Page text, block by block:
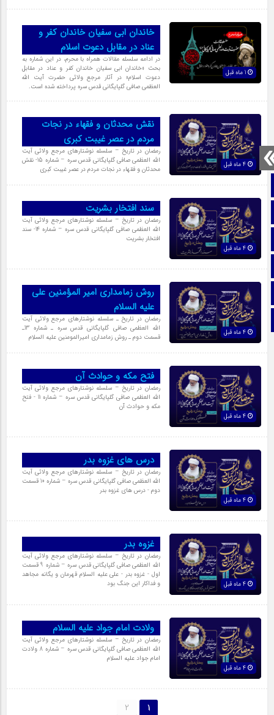
تماس با ما
اینستاگرام
تلگرام
خاندان ابی سفیان خاندان کفر و
عناد در مقابل دعوت اسلام
در ادامه سلسله مقالات همراه با محرم، در این شماره به
بحث «خاندان ابی سفیان خاندان کفر و عناد در مقابل
دعوت اسلام» در آثار مرجع ولائی حضرت آیت الله
العظمی صافی گلپایگانی قدس سره پرداخته شده است.
نقش محدثان و فقهاء در نجات
مردم در عصر غیبت کبری
رمضان در تاریخ – سلسله نوشتارهای مرجع ولائی آیت
الله العظمی صافی گلپایگانی قدس سره – شماره 15- نقش
محدثان و فقهاء در نجات مردم در عصر غیبت کبری
سند افتخار بشریت
رمضان در تاریخ – سلسله نوشتارهای مرجع ولائی آیت
الله العظمی صافی گلپایگانی قدس سره – شماره 14- سند
افتخار بشریت
روش زمامداری امیر المؤمنین علی
علیه السلام
رمضان در تاریخ ـ سلسله نوشتارهای مرجع ولائی آیت
الله العظمی صافی گلپایگانی قدس سره ـ شماره 13ـ
قسمت دوم ـ روش زمامداری امیرالمومنین علیه السلام
فتح مکه و حوادث آن
رمضان در تاریخ – سلسله نوشتارهای مرجع ولائی آیت
الله العظمی صافی گلپایگانی قدس سره – شماره 11 - فتح
مکه و حوادث آن
درس های غزوه بدر
رمضان در تاریخ – سلسله نوشتارهای مرجع ولائی آیت
الله العظمی صافی گلپایگانی قدس سره – شماره 10 قسمت
دوم - درس های غزوه بدر
غزوه بدر
رمضان در تاریخ – سلسله نوشتارهای مرجع ولائی آیت
الله العظمی صافی گلپایگانی قدس سره – شماره 9 قسمت
اول - غزوه بدر - علی علیه السلام قهرمان و یگانه مجاهد
و فداکار این جنگ بود
ولادت امام جواد علیه السلام
رمضان در تاریخ – سلسله نوشتارهای مرجع ولائی آیت
الله العظمی صافی گلپایگانی قدس سره – شماره 8 ولادت
امام جواد علیه السلام
1
2